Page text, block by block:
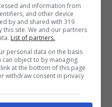
crescente di fedeli
quindi,
corretto.
spiegato che
line così come si
and information from
and other device
by and shared with 319
this site. We and our partners
List of partners.
personal data on the basis
object to by managing
at the bottom of this page
withdraw consent in privacy